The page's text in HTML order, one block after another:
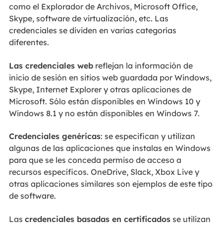
como el Explorador de Archivos, Microsoft Office,
Skype, software de virtualización, etc. Las
credenciales se dividen en varias categorías
diferentes.
Las credenciales webreflejan la información de
inicio de sesión en sitios web guardada por Windows,
Skype, Internet Explorer y otras aplicaciones de
Microsoft. Sólo están disponibles en Windows 10 y
Windows 8.1 y no están disponibles en Windows 7.
Credenciales genéricas: se especifican y utilizan
algunas de las aplicaciones que instalas en Windows
para que se les conceda permiso de acceso a
recursos específicos. OneDrive, Slack, Xbox Live y
otras aplicaciones similares son ejemplos de este tipo
de software.
Las credenciales basadas en certificadosse utilizan